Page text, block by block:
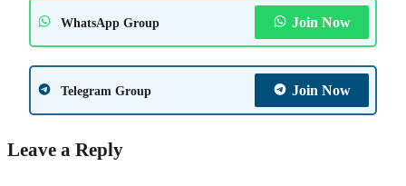
WhatsApp Group Join Now
Telegram Group Join Now
Leave a Reply